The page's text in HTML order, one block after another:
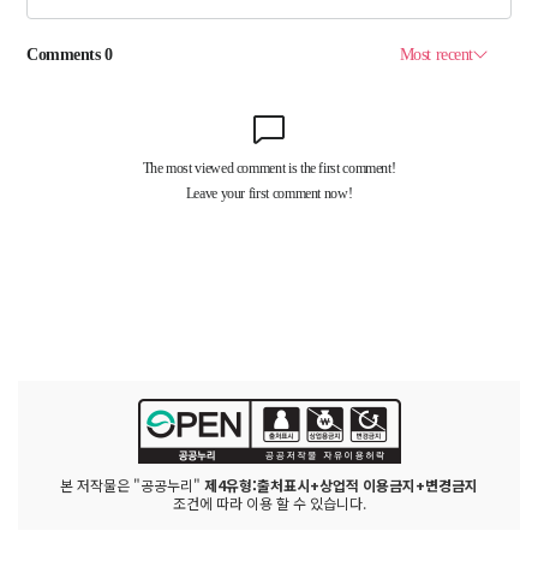
본 저작물은 "공공누리" 제4유형:출처표시+상업적 이용금지+변경금지
조건에 따라 이용 할 수 있습니다.